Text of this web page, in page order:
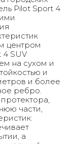
Pilot Sport 4
центром
4 SUV
на сухом и
и
и более
ребро.
части,
а